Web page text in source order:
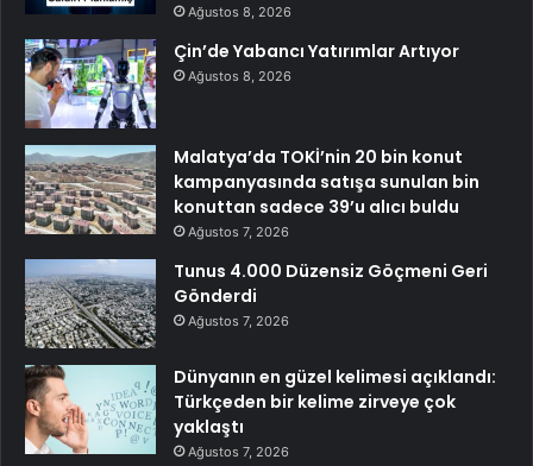
Ağustos 8, 2026
Çin’de Yabancı Yatırımlar Artıyor
Ağustos 8, 2026
Malatya’da TOKİ’nin 20 bin konut
kampanyasında satışa sunulan bin
konuttan sadece 39’u alıcı buldu
Ağustos 7, 2026
Tunus 4.000 Düzensiz Göçmeni Geri
Gönderdi
Ağustos 7, 2026
Dünyanın en güzel kelimesi açıklandı:
Türkçeden bir kelime zirveye çok
yaklaştı
Ağustos 7, 2026